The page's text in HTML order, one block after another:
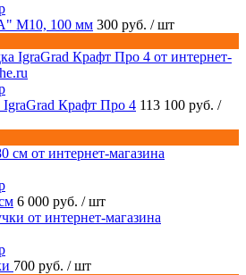
M10, 100 мм 300 руб. / шт
IgraGrad Крафт Про 4 113 100 руб. /
6 000 руб. / шт
700 руб. / шт